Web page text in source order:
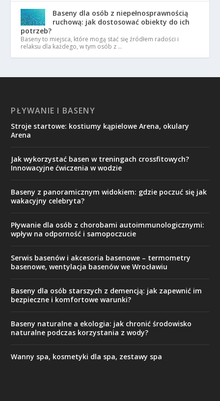
Baseny dla osób z niepełnosprawnością
ruchową: jak dostosować obiekty do ich
potrzeb?
Baseny to miejsca, które mogą stać się źródłem radości i
relaksu dla każdego, w tym osób z …
PŁYWANIE I BASENY
Stroje startowe: kostiumy kąpielowe Arena, okulary
Arena
Jak wykorzystać basen w treningach crossfitowych?
Innowacyjne ćwiczenia w wodzie
Baseny z panoramicznym widokiem: gdzie poczuć się jak
wakacyjny celebryta?
Pływanie dla osób z chorobami autoimmunologicznymi:
wpływ na odporność i samopoczucie
Serwis basenów i akcesoria basenowe – termometry
basenowe, wentylacja basenów we Wrocławiu
Baseny dla osób starszych z demencją: jak zapewnić im
bezpieczne i komfortowe warunki?
Baseny naturalne a ekologia: jak chronić środowisko
naturalne podczas korzystania z wody?
Wanny spa, kosmetyki dla spa, zestawy spa